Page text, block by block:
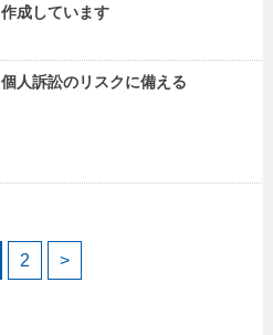
作成しています
個人訴訟のリスクに備える
2 >